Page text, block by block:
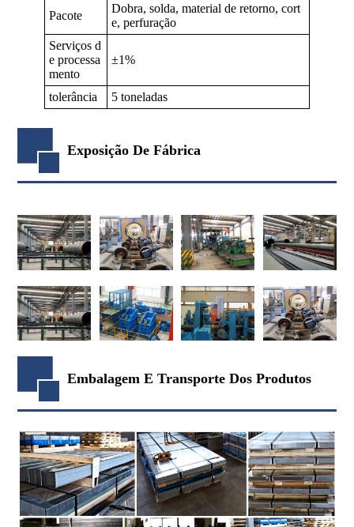
Pacote
Dobra, solda, material de retorno, cort
e, perfuração
Serviços d
e processa
mento
±1%
tolerância 5 toneladas
Exposição De Fábrica
Embalagem E Transporte Dos Produtos